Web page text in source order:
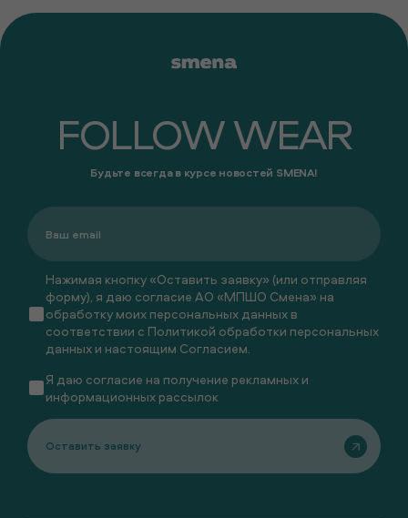
FOLLOW WEAR
Будьте всегда в курсе новостей SMENA!
Нажимая кнопку «Оставить заявку» (или отправляя
форму), я даю согласие АО «МПШО Смена» на
обработку моих персональных данных в
соответствии с Политикой обработки персональных
данных и настоящим Согласием.
Я даю согласие на получение рекламных и
информационных рассылок
Оставить заявку